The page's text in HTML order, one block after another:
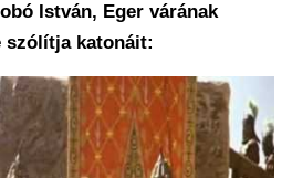
István, Eger várának
szólítja katonáit: